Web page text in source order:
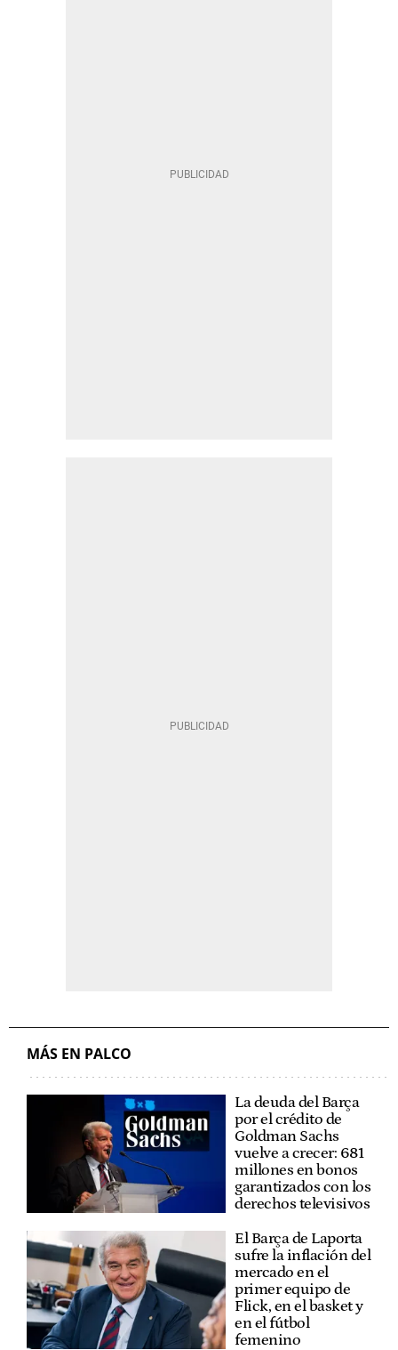
MÁS EN PALCO
La deuda del Barça
por el crédito de
Goldman Sachs
vuelve a crecer: 681
millones en bonos
garantizados con los
derechos televisivos
El Barça de Laporta
sufre la inflación del
mercado en el
primer equipo de
Flick, en el basket y
en el fútbol
femenino